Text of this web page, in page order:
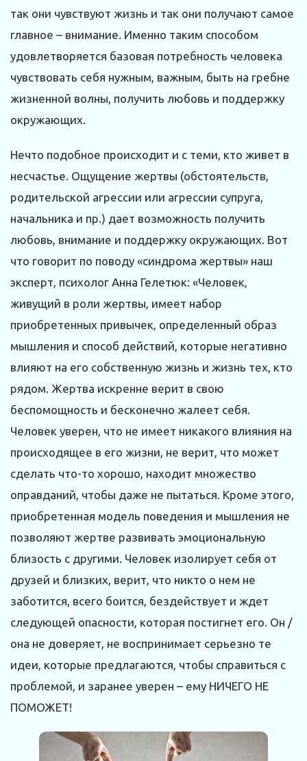
так они чувствуют жизнь и так они получают самое
главное – внимание. Именно таким способом
удовлетворяется базовая потребность человека
чувствовать себя нужным, важным, быть на гребне
жизненной волны, получить любовь и поддержку
окружающих.
Нечто подобное происходит и с теми, кто живет в
несчастье. Ощущение жертвы (обстоятельств,
родительской агрессии или агрессии супруга,
начальника и пр.) дает возможность получить
любовь, внимание и поддержку окружающих. Вот
что говорит по поводу «синдрома жертвы» наш
эксперт, психолог Анна Гелетюк: «Человек,
живущий в роли жертвы, имеет набор
приобретенных привычек, определенный образ
мышления и способ действий, которые негативно
влияют на его собственную жизнь и жизнь тех, кто
рядом. Жертва искренне верит в свою
беспомощность и бесконечно жалеет себя.
Человек уверен, что не имеет никакого влияния на
происходящее в его жизни, не верит, что может
сделать что-то хорошо, находит множество
оправданий, чтобы даже не пытаться. Кроме этого,
приобретенная модель поведения и мышления не
позволяют жертве развивать эмоциональную
близость с другими. Человек изолирует себя от
друзей и близких, верит, что никто о нем не
заботится, всего боится, бездействует и ждет
следующей опасности, которая постигнет его. Он /
она не доверяет, не воспринимает серьезно те
идеи, которые предлагаются, чтобы справиться с
проблемой, и заранее уверен – ему НИЧЕГО НЕ
ПОМОЖЕТ!